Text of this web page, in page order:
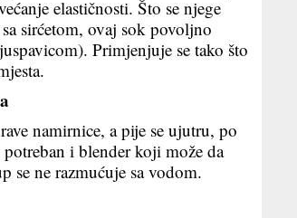
elastičnosti. Što se njege
sirćetom, ovaj sok povoljno
Primjenjuje se tako što
namirnice, a pije se ujutru, po
i blender koji može da
se ne razmućuje sa vodom.